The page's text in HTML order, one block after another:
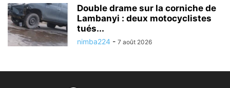
Double drame sur la corniche de
Lambanyi : deux motocyclistes
tués...
nimba224 - 7 août 2026